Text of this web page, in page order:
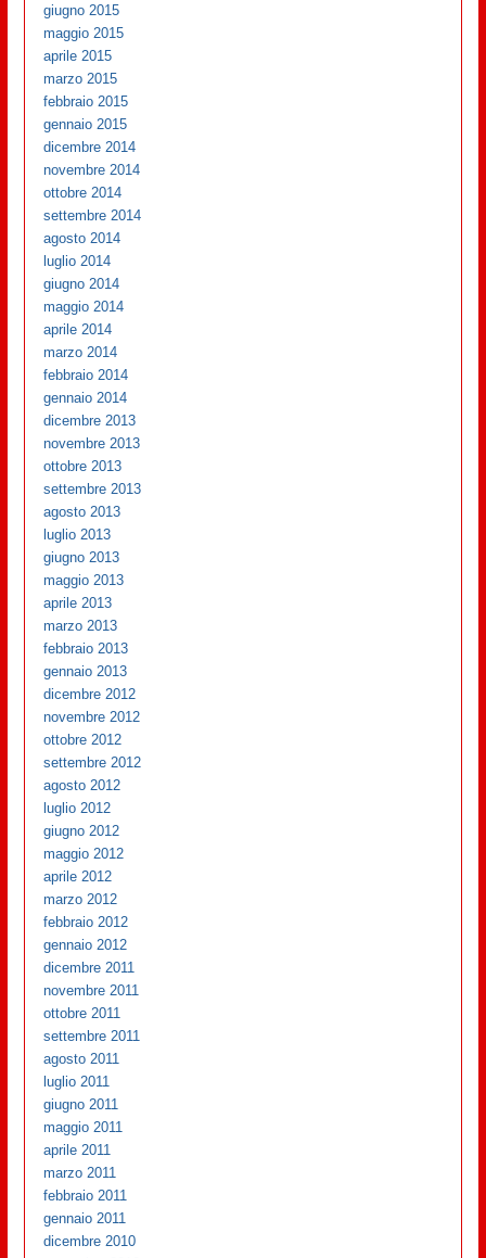
giugno 2015
maggio 2015
aprile 2015
marzo 2015
febbraio 2015
gennaio 2015
dicembre 2014
novembre 2014
ottobre 2014
settembre 2014
agosto 2014
luglio 2014
giugno 2014
maggio 2014
aprile 2014
marzo 2014
febbraio 2014
gennaio 2014
dicembre 2013
novembre 2013
ottobre 2013
settembre 2013
agosto 2013
luglio 2013
giugno 2013
maggio 2013
aprile 2013
marzo 2013
febbraio 2013
gennaio 2013
dicembre 2012
novembre 2012
ottobre 2012
settembre 2012
agosto 2012
luglio 2012
giugno 2012
maggio 2012
aprile 2012
marzo 2012
febbraio 2012
gennaio 2012
dicembre 2011
novembre 2011
ottobre 2011
settembre 2011
agosto 2011
luglio 2011
giugno 2011
maggio 2011
aprile 2011
marzo 2011
febbraio 2011
gennaio 2011
dicembre 2010